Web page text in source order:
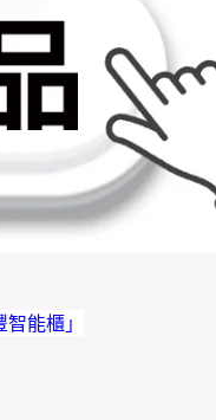
能櫃」